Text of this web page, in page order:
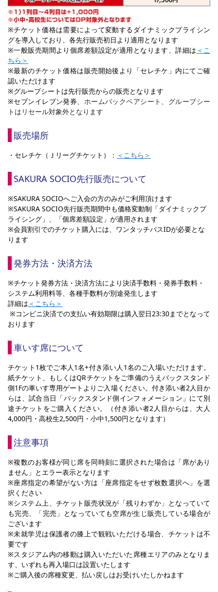
※チケット価格は需要によって変動するダイナミックプライシン
グを導入しており、各先行販売初日より適用となります
※一般販売期間より個席差額設定が適用となります、詳細は ＜こ
ちら＞
※最新のチケット価格は販売開始後より「セレチケ」内にてご確
認いただけます
※グループシートは先行販売からの販売となります
※セブンイレブン発券、 ホームバックペアシート、グループシー
トはリセール対象外となります
販売場所
・セレチケ（Ｊリーグチケット）： ＜ こちら ＞
SAKURA SOCIO先行販売について
※SAKURA SOCIOへご入会の方のみがご利用頂けます
※SAKURA SOCIO先行販売期間中も価格変動制「ダイナミックプ
ライシング」、「個席差額設定」が適用されます
※会員割引でのチケット購入には、ワンタッチパスIDが必要とな
ります
発券方法・決済方法
※チケット発券方法・決済方法により決済手数料・発券手数料・
システム利用料等、各種手数料が別途発生します
詳細は ＜こちら＞
※コンビニ決済での支払い有効期限は購入翌日23:30までとなって
おります
車いす席について
チケット1枚でご本人1名+付き添い人1名のご入場いただけます。
紙チケット、もしくはQRチケットをご準備のうえバックスタンド
側1Fの車いす専用ゲートよりご入場ください。付き添い者2人目か
らは、試合当日「バックスタンド側インフォメーション」にて別
途チケットをご購入ください。（付き添い者2人目からは、大人
4,000円・高校生2,500円・小中1,500円となります）
注意事項
※複数のお客様が同じ席を同時刻に選択された場合は「席があり
ません」とエラー表示となります
※座席指定の希望がない方は「座席指定をせず枚数選択へ」を選
択ください
※システム上、チケット販売状況が「残りわずか」となっていて
も完売、「完売」となっていても空席が生じ販売している場合が
ございます
※未就学児は保護者の膝上で観戦いただける場合、チケットは不
要です
※スタジアム内の移動は購入いただいた席種エリアのみとなりま
す、いずれも再入場口は設置いたします
※ご購入後の席種変更、払い戻しはお受けいたしかねます